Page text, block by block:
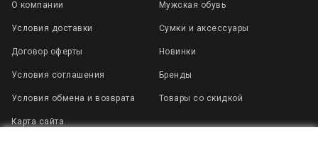
О компании
Условия доставки
Договор оферты
Условия соглашения
Условия обмена и возврата
Карта сайта
Мужская обувь
Сумки и аксессуары
Новинки
Бренды
Товары со скидкой